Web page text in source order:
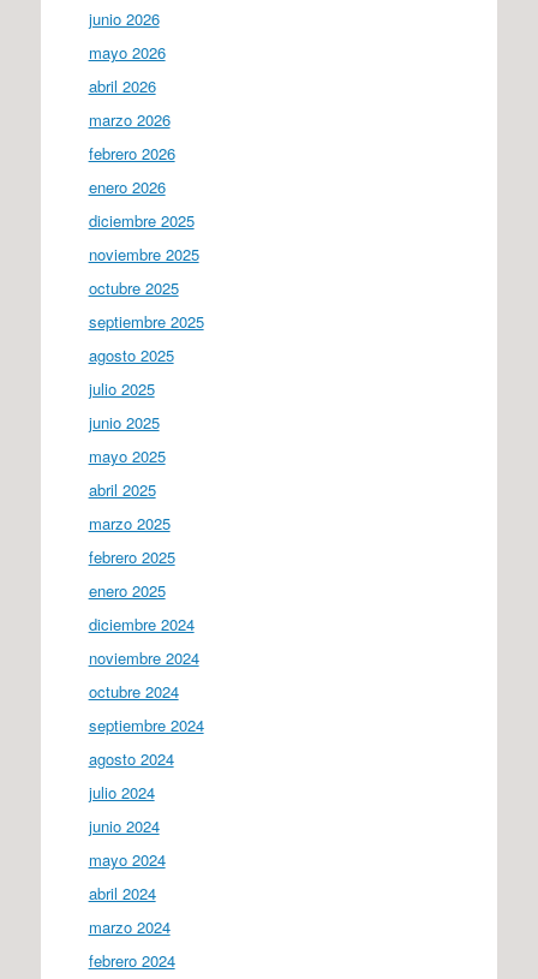
junio 2026
mayo 2026
abril 2026
marzo 2026
febrero 2026
enero 2026
diciembre 2025
noviembre 2025
octubre 2025
septiembre 2025
agosto 2025
julio 2025
junio 2025
mayo 2025
abril 2025
marzo 2025
febrero 2025
enero 2025
diciembre 2024
noviembre 2024
octubre 2024
septiembre 2024
agosto 2024
julio 2024
junio 2024
mayo 2024
abril 2024
marzo 2024
febrero 2024